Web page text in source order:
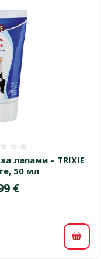
лапами – TRIXIE
50 мл
€
В